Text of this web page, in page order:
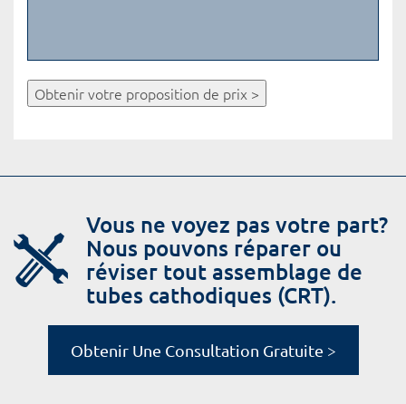
Obtenir votre proposition de prix >
Vous ne voyez pas votre part?
Nous pouvons réparer ou
réviser tout assemblage de
tubes cathodiques (CRT).
Obtenir Une Consultation Gratuite >